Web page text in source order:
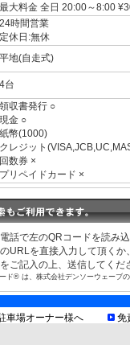
最大料金 全日 20:00～8:00
24時間営業
定休日:無休
平地(自走式)
4台
領収書発行 ○
現金 ○
紙幣(1000)
クレジット
回数券 ×
プリペイドカード ×
ナンバー ○
○
○
2.10m まで
幅 1.90m まで
5.00m まで
重量 2.50t まで
底15cm以上
話で左のQRコードを読み
URLを直接入力して頂く
ご記入の上、送信してくだ
ド® は、株式会社デンソーウェーブの
車場オーナー様へ
免